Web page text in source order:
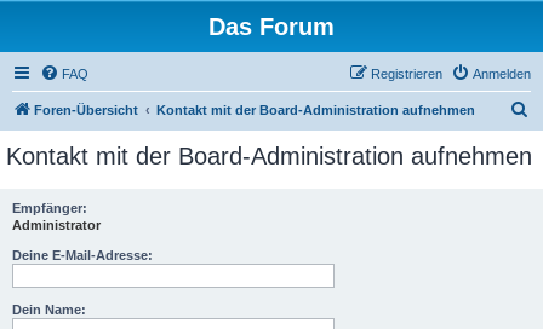
Das Forum
FAQ Anmelden
Registrieren
Foren-Übersicht Kontakt mit der Board-Administration aufnehmen
c
Kontakt mit der Board-Administration aufnehmen
Empfänger:
Administrator
Deine E-Mail-Adresse:
Dein Name: